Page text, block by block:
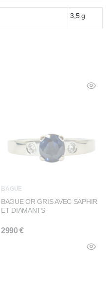
3,5 g
BAGUE
BAGUE OR GRIS AVEC SAPHIR
ET DIAMANTS
2990€